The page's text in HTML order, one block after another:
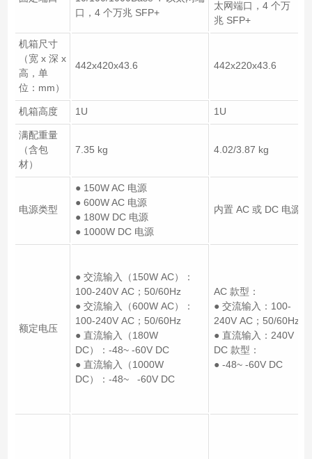
口，4 个万兆 SFP+
太网端口，4 个万
兆 SFP+
机箱尺寸
（宽 x 深 x
高，单
位：mm）
442x420x43.6 442x220x43.6
机箱高度 1U 1U
满配重量
（含包
材）
7.35 kg 4.02/3.87 kg
电源类型
● 150W AC 电源
● 600W AC 电源
● 180W DC 电源
● 1000W DC 电源
内置 AC 或 DC 电源
额定电压
● 交流输入（150W AC）：
100-240V AC；50/60Hz
● 交流输入（600W AC）：
100-240V AC；50/60Hz
● 直流输入（180W
DC）：-48~ -60V DC
● 直流输入（1000W
DC）：-48~ -60V DC
AC 款型：
● 交流输入：100-
240V AC；50/60Hz
● 直流输入：240V
DC 款型：
● -48~ -60V DC